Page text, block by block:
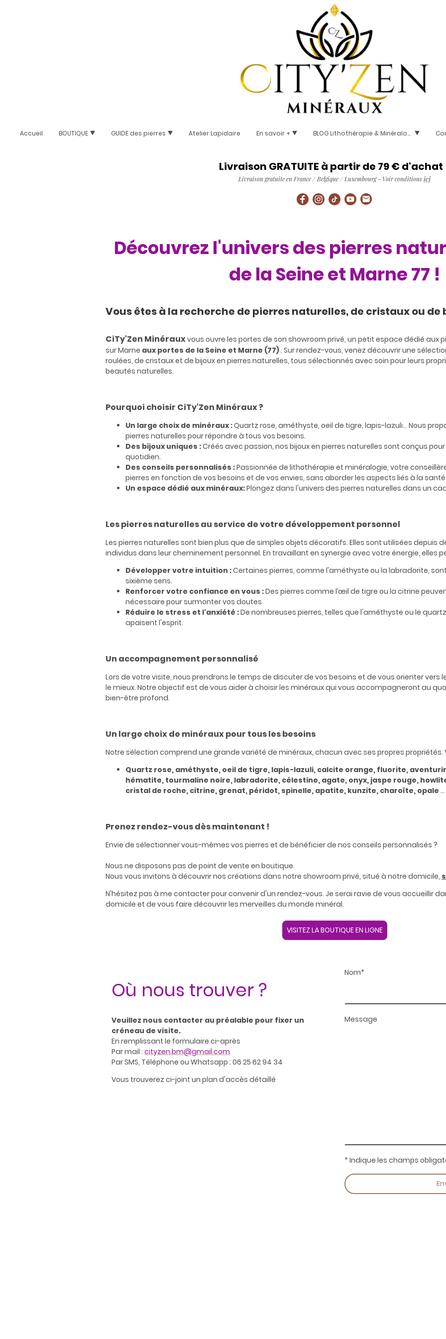
Accueil BOUTIQUE GUIDE des pierres Atelier Lapidaire En savoir + BLOG Lithothérapie & Minéralogie
Livraison GRATUITE à partir de 79 € d'achat
Livraison gratuite en France / Belgique / Luxembourg - Voir conditionsici
Découvrez l'univers des pierres
de la Seine et Marne 77 !
Vous êtes à la recherche de pierres naturelles, de cristaux ou de
CiTy'Zen Minérauxvous ouvre les portes de son showroom privé, un petit espace dédié aux
sur Marne aux portes de la Seine et Marne (77). Sur rendez-vous, venez découvrir une
roulées, de cristaux et de bijoux en pierres naturelles, tous sélectionnés avec soin pour leurs
beautés naturelles.
Pourquoi choisir CiTy'Zen Minéraux ?
Un large choix de minéraux :Quartz rose, améthyste, oeil de tigre, lapis-lazuli... Nous
pierres naturelles pour répondre à tous vos besoins.
Des bijoux uniques :Créés avec passion, nos bijoux en pierres naturelles sont conçus
quotidien.
Des conseils personnalisés :Passionnée de lithothérapie et minéralogie, votre
pierres en fonction de vos besoins et de vos envies, sans aborder les aspects liés à la
Un espace dédié aux minéraux:Plongez dans l'univers des pierres naturelles dans un
Les pierres naturelles au service de votre développement personnel
Les pierres naturelles sont bien plus que de simples objets décoratifs. Elles sont utilisées depuis
individus dans leur cheminement personnel. En travaillant en synergie avec votre énergie, elles
Développer votre intuition :Certaines pierres, comme l'améthyste ou la labradorite,
sixième sens.
Renforcer votre confiance en vous :Des pierres comme l’œil de tigre ou la citrine
nécessaire pour surmonter vos doutes.
Réduire le stress et l'anxiété :De nombreuses pierres, telles que l'améthyste ou le
apaisent l'esprit.
Un accompagnement personnalisé
Lors de votre visite, nous prendrons le temps de discuter de vos besoins et de vous orienter vers
le mieux. Notre objectif est de vous aider à choisir les minéraux qui vous accompagneront au
bien-être profond.
Un large choix de minéraux pour tous les besoins
Notre sélection comprend une grande variété de minéraux, chacun avec ses propres
Quartz rose, améthyste, oeil de tigre, lapis-lazuli, calcite orange, fluorite,
hématite, tourmaline noire, labradorite, célestine, agate, onyx, jaspe rouge,
cristal de roche, citrine, grenat, péridot, spinelle, apatite, kunzite, charoïte, opale ...
Prenez rendez-vous dès maintenant !
Envie de sélectionner vous-mêmes vos pierres et de bénéficier de nos conseils personnalisés ?
Nous ne disposons pas de point de vente en boutique.
Nous vous invitons à découvrir nos créations dans notre showroom privé, situé à notre domicile,
N'hésitez pas à me contacter pour convenir d'un rendez-vous. Je serai ravie de vous accueillir
domicile et de vous faire découvrir les merveilles du monde minéral.
VISITEZ LA BOUTIQUE EN LIGNE
Où nous trouver ?
Veuillez nous contacter au préalable pour fixer un
créneau de visite.
En remplissant le formulaire ci-après
Par mail : cityzen.bm@gmail.com
Par SMS, Téléphone ou Whatsapp : 06 25 62 94 34
Vous trouverez ci-joint un plan d'accès détaillé
Nom*
Message
* Indique les champs